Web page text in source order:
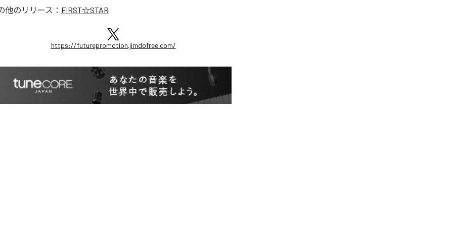
他のリリース： FIRST☆STAR
https://futurepromotion.jimdofree.com/